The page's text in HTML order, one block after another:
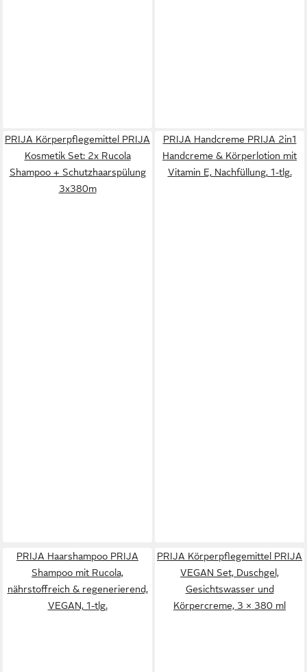
PRIJA Körperpflegemittel PRIJA
Kosmetik Set: 2x Rucola
Shampoo + Schutzhaarspülung
3x380m
PRIJA Handcreme PRIJA 2in1
Handcreme & Körperlotion mit
Vitamin E, Nachfüllung, 1-tlg.
PRIJA Haarshampoo PRIJA
Shampoo mit Rucola,
nährstoffreich & regenerierend,
VEGAN, 1-tlg.
PRIJA Körperpflegemittel PRIJA
VEGAN Set, Duschgel,
Gesichtswasser und
Körpercreme, 3 × 380 ml